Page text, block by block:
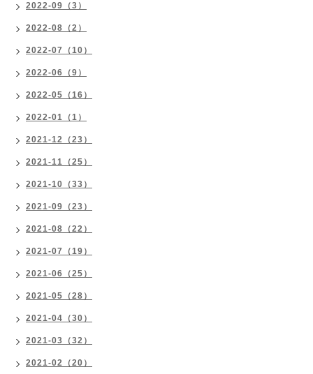
2022-09（3）
2022-08（2）
2022-07（10）
2022-06（9）
2022-05（16）
2022-01（1）
2021-12（23）
2021-11（25）
2021-10（33）
2021-09（23）
2021-08（22）
2021-07（19）
2021-06（25）
2021-05（28）
2021-04（30）
2021-03（32）
2021-02（20）